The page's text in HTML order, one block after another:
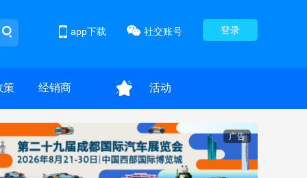
登录
社交账号
app下载
策 经销商 活动
广告